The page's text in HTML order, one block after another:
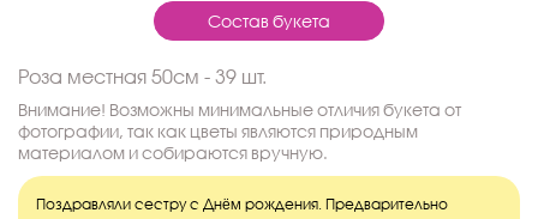
Состав букета
Роза местная 50см - 39 шт.
Внимание! Возможны минимальные отличия букета от
фотографии, так как цветы являются природным
материалом и собираются вручную.
Поздравляли сестру с Днём рождения. Предварительно